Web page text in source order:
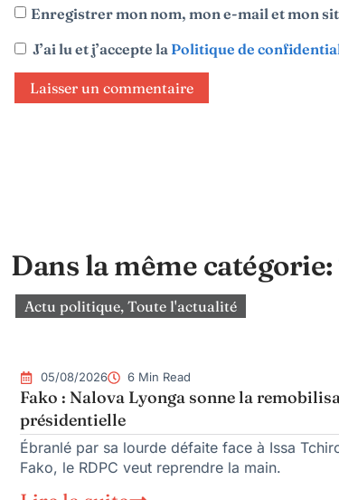
Enregistrer mon nom, mon e-mail et mon
J’ai lu et j’accepte la Politique de
Dans la même catégorie:
Actu politique, Toute l'actualité
05/08/2026 6 Min Read
Fako : Nalova Lyonga sonne la
présidentielle
Ébranlé par sa lourde défaite face à Issa
Fako, le RDPC veut reprendre la main.